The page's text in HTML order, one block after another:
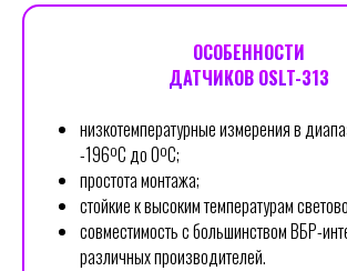
ОСОБЕННОСТИ
ДАТЧИКОВ OSLT-313
низкотемпературные измерения в
-196ºС до 0ºС;
простота монтажа;
стойкие к высоким температурам
совместимость с большинством ВБР-
различных производителей.